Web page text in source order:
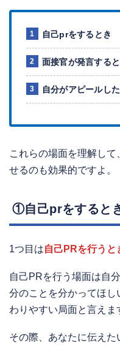
自己prをするとき
面接官が発言する
自分がアピールし
これらの場面を理解し
せるのも効果的ですよ。
①自己prをすると
1つ目は自己PRを行うと
自己PRを行う場面は自
分のことを分かってほ
わりやすい局面と言えま
その際、あなたに伝え